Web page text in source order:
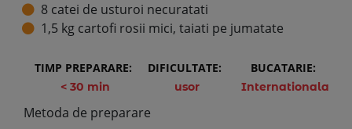
TIMP PREPARARE:
< 30 min
DIFICULTATE:
usor
BUCATARIE:
Internationala
Metoda de preparare
8 catei de usturoi necuratati
1,5 kg cartofi rosii mici, taiati pe jumatate